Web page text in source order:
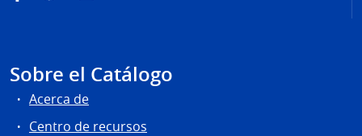
Sobre el Catálogo
Acerca de
Centro de recursos